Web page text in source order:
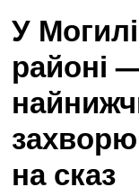
У
районі
на сказ